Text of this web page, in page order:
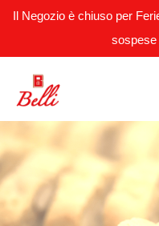
Il Negozio è chiuso per
sospese